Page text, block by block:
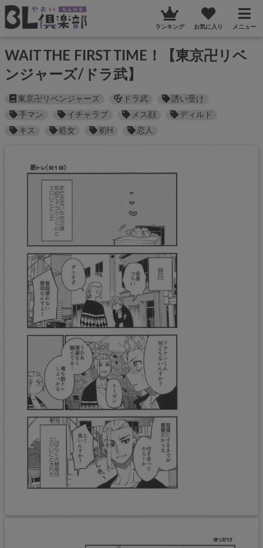
ランキング お気に入り メニュー
WAIT THE FIRST TIME！【東京卍リベ
ンジャーズ/ドラ武】
東京卍リベンジャーズ ドラ武
誘い受け
手マン
イチャラブ メス顔
ディルド
キス
処女 初H 恋人